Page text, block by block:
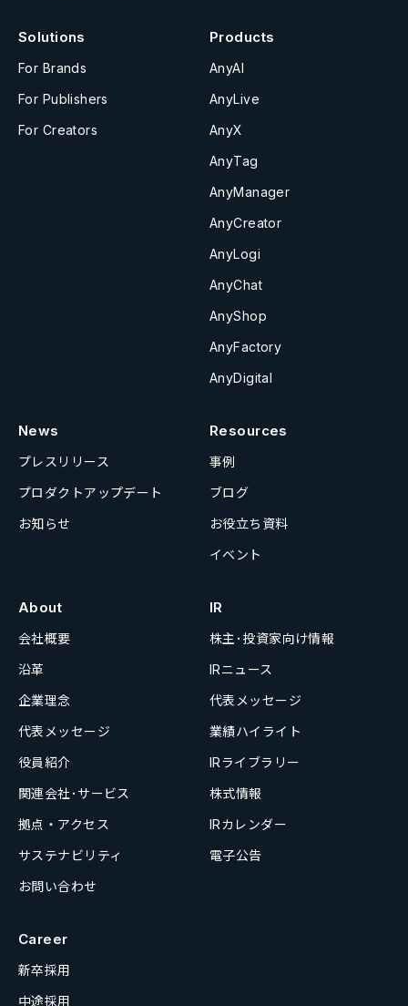
Solutions
For Brands
For Publishers
For Creators
Products
AnyAI
AnyLive
AnyX
AnyTag
AnyManager
AnyCreator
AnyLogi
AnyChat
AnyShop
AnyFactory
AnyDigital
News
プレスリリース
プロダクトアップデート
お知らせ
Resources
事例
ブログ
お役立ち資料
イベント
About
会社概要
沿革
企業理念
代表メッセージ
役員紹介
関連会社･サービス
拠点・アクセス
サステナビリティ
お問い合わせ
IR
株主･投資家向け情報
IRニュース
代表メッセージ
業績ハイライト
IRライブラリー
株式情報
IRカレンダー
電子公告
Career
新卒採用
中途採用